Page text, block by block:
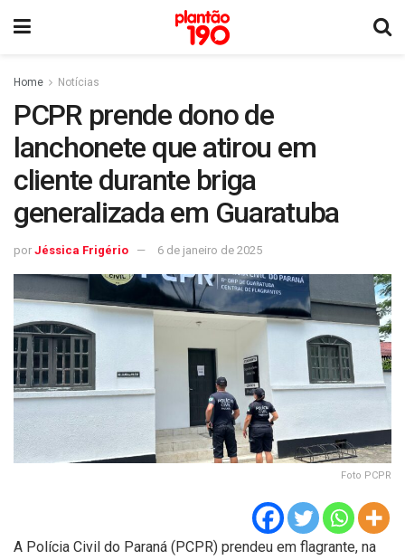
Home Notícias
PCPR prende dono de
lanchonete que atirou em
cliente durante briga
generalizada em Guaratuba
por Jéssica Frigério 6 de janeiro de 2025
Foto PCPR
A Polícia Civil do Paraná (PCPR) prendeu em flagrante, na